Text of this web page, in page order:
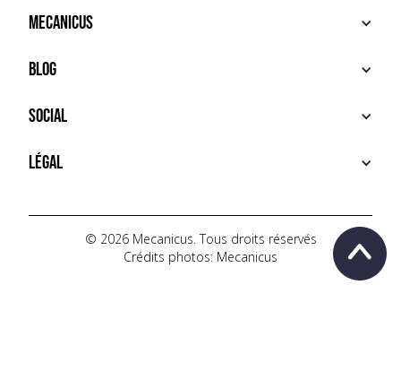
ACHETER
VENDRE
SERVICES PREMIUM
Mecanicus
À PROPOS
HOUSE MECANICUS
CONTACT
Blog
NEWS
VIDÉOS
AUTOPÉDIA
Social
INSTAGRAM
TIKTOK
YOUTUBE
Légal
POLITIQUE DE CONFIDENTIALITÉ
© 2026 Mecanicus. Tous droits réservés
Crédits photos: Mecanicus